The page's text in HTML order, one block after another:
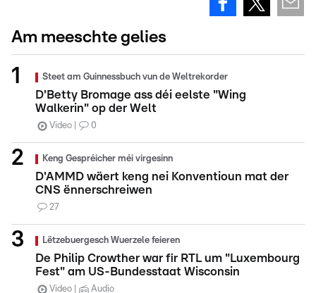
Am meeschte gelies
Steet am Guinnessbuch vun de Weltrekorder
D'Betty Bromage ass déi eelste "Wing
Walkerin" op der Welt
Video 0
Keng Gespréicher méi virgesinn
D'AMMD wäert keng nei Konventioun mat der
CNS ënnerschreiwen
27
Lëtzebuergesch Wuerzele feieren
De Philip Crowther war fir RTL um "Luxembourg
Fest" am US-Bundesstaat Wisconsin
Video Audio